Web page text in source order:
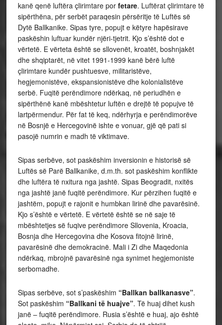
kanë qenë luftëra çlirimtare por fetare. Luftërat çlirimtare të
sipërthëna, për serbët paraqesin përsëritje të Luftës së
Dytë Ballkanike. Sipas tyre, popujt e këtyre hapësirave
paskëshin luftuar kundër njëri-tjetrit. Kjo s’është dot e
vërtetë. E vërteta është se sllovenët, kroatët, boshnjakët
dhe shqiptarët, në vitet 1991-1999 kanë bërë luftë
çlirimtare kundër pushtuesve, militaristëve,
hegjemonistëve, ekspansionistëve dhe kolonialistëve
serbë. Fuqitë perëndimore ndërkaq, në periudhën e
sipërthënë kanë mbështetur luftën e drejtë të popujve të
lartpërmendur. Për fat të keq, ndërhyrja e perëndimorëve
në Bosnjë e Hercegovinë ishte e vonuar, gjë që pati si
pasojë numrin e madh të viktimave.
Sipas serbëve, sot paskëshim inversionin e historisë së
Luftës së Parë Ballkanike, d.m.th. sot paskëshim konflikte
dhe luftëra të nxitura nga jashtë. Sipas Beogradit, nxitës
nga jashtë janë fuqitë perëndimore. Kur përzihen fuqitë e
jashtëm, popujt e rajonit e humbkan lirinë dhe pavarësinë.
Kjo s’është e vërtetë. E vërtetë është se në saje të
mbështetjes së fuqive perëndimore Sllovenia, Kroacia,
Bosnja dhe Hercegovina dhe Kosova fitojnë lirinë,
pavarësinë dhe demokracinë. Mali i Zi dhe Maqedonia
ndërkaq, mbrojnë pavarësinë nga synimet hegjemoniste
serbomadhe.
Sipas serbëve, sot s’paskëshim “Ballkan ballkanasve”.
Sot paskëshim “Ballkani të huajve”. Të huaj dihet kush
janë – fuqitë perëndimore. Rusia s’është e huaj, ajo është